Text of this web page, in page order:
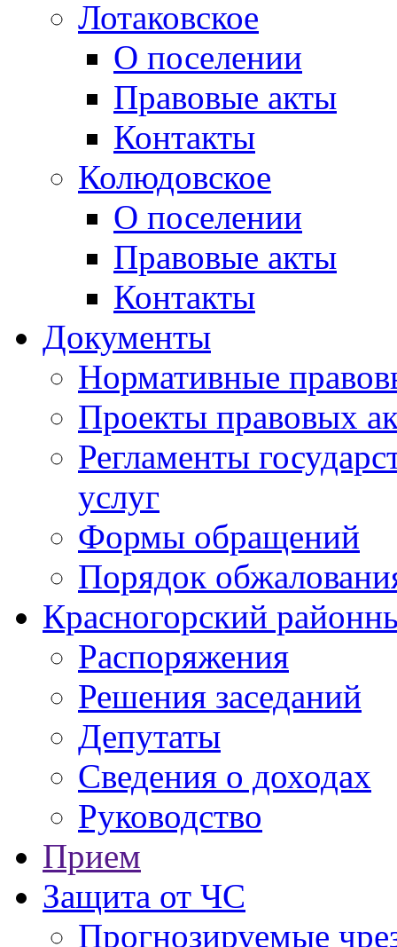
Лотаковское
О поселении
Правовые акты
Контакты
Колюдовское
О поселении
Правовые акты
Контакты
Документы
Нормативные
Проекты правовых
Регламенты
услуг
Формы обращений
Порядок
Красногорский
Распоряжения
Решения заседаний
Депутаты
Сведения о доходах
Руководство
Прием
Защита от ЧС
Прогнозируемые